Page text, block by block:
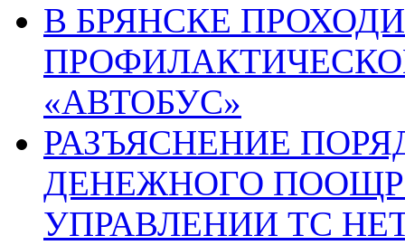
В БРЯНСКЕ
«АВТОБУС»
РАЗЪЯСНЕНИЕ
ДЕНЕЖНОГО
УПРАВЛЕНИИ ТС